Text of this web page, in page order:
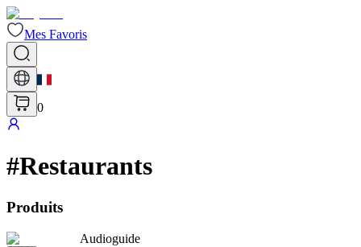
Mes Favoris
0
#Restaurants
Produits
Audioguide